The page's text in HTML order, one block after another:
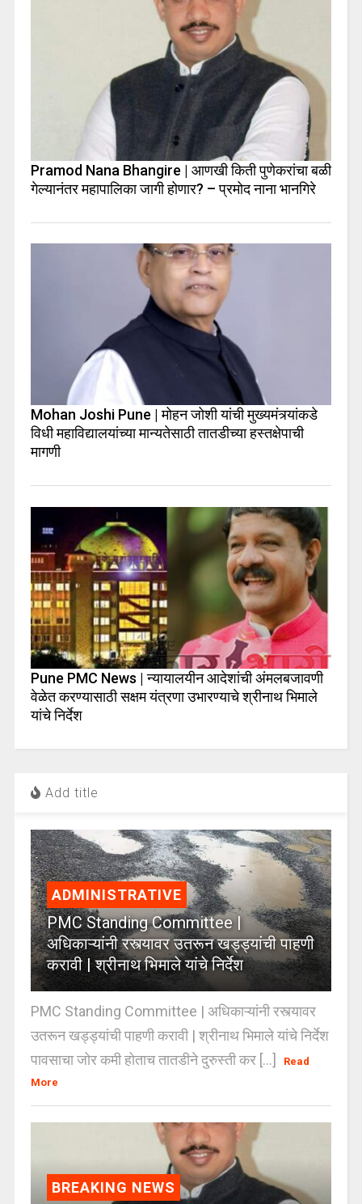
Pramod Nana Bhangire | आणखी किती पुणेकरांचा बळी
गेल्यानंतर महापालिका जागी होणार? – प्रमोद नाना भानगिरे
Mohan Joshi Pune | मोहन जोशी यांची मुख्यमंत्र्यांकडे
विधी महाविद्यालयांच्या मान्यतेसाठी तातडीच्या हस्तक्षेपाची
मागणी
Pune PMC News | न्यायालयीन आदेशांची अंमलबजावणी
वेळेत करण्यासाठी सक्षम यंत्रणा उभारण्याचे श्रीनाथ भिमाले
यांचे निर्देश
Add title
ADMINISTRATIVE
PMC Standing Committee |
अधिकाऱ्यांनी रस्त्यावर उतरून खड्ड्यांची पाहणी
करावी | श्रीनाथ भिमाले यांचे निर्देश
PMC Standing Committee | अधिकाऱ्यांनी रस्त्यावर
उतरून खड्ड्यांची पाहणी करावी | श्रीनाथ भिमाले यांचे निर्देश
पावसाचा जोर कमी होताच तातडीने दुरुस्ती कर [...]
Read
More
BREAKING NEWS